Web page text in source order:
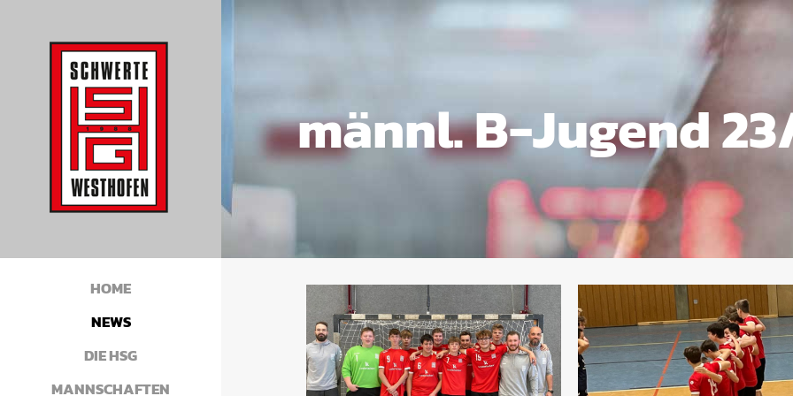
HOME
NEWS
DIE HSG
MANNSCHAFTEN
männl. B-Jugend